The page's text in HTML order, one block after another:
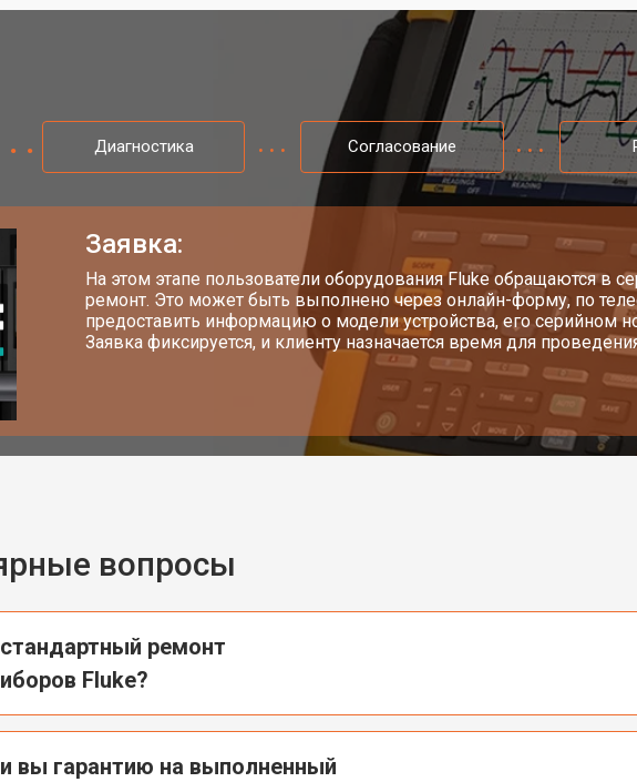
Диагностика Согласование
Заявка:
На этом этапе пользователи оборудования Fluke обращаются в
ремонт. Это может быть выполнено через онлайн-форму, по
предоставить информацию о модели устройства, его
Заявка фиксируется, и клиенту назначается время для
вопросы
ремонт
Fluke?
вы гарантию на выполненный